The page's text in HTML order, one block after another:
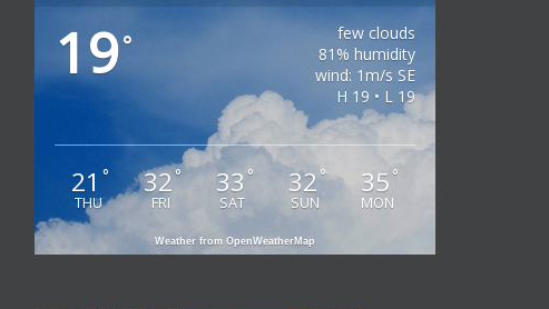
19°
few clouds
81% humidity
wind: 1m/s SE
H 19 • L 19
21 °
THU
32°
FRI
33 °
SAT
32°
SUN
35 °
MON
Weather from OpenWeatherMap